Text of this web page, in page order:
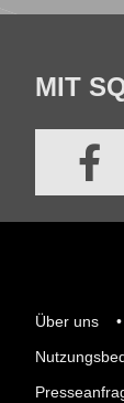
MIT
Über uns